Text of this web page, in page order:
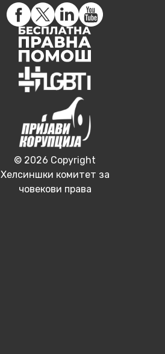
© 2026 Copyright
Хелсиншки комитет за
човекови права